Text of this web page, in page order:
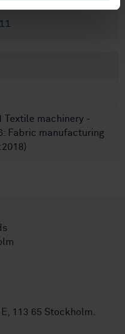
Textile machinery -
Fabric manufacturing
113 65 Stockholm.